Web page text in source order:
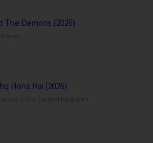
The Demons (2026)
Hona Hai (2026)